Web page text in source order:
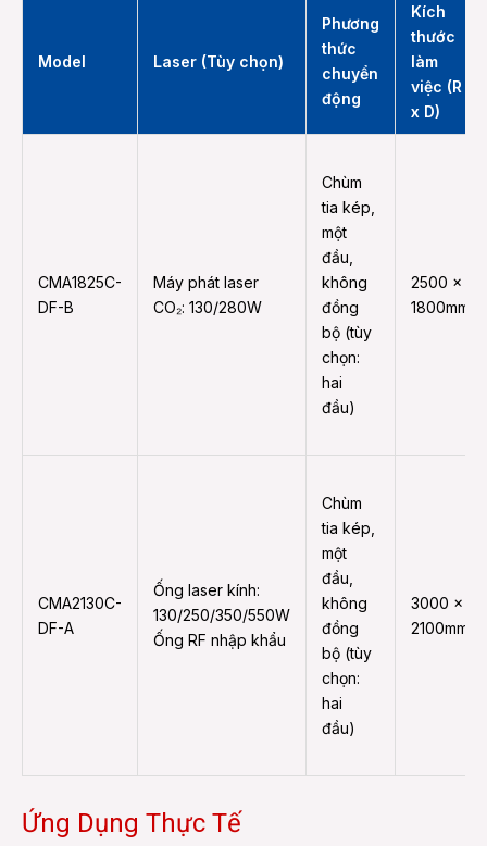
Model Laser (Tùy chọn)
Phương
thức
chuyển
động
Kích
thước
làm
việc (R
x D)
CMA1825C-
DF-B
Máy phát laser
CO₂: 130/280W
Chùm
tia kép,
một
đầu,
không
đồng
bộ (tùy
chọn:
hai
đầu)
2500 x
1800mm
CMA2130C-
DF-A
Ống laser kính:
130/250/350/550W
Ống RF nhập khẩu
Chùm
tia kép,
một
đầu,
không
đồng
bộ (tùy
chọn:
hai
đầu)
3000 x
2100mm
Ứng Dụng Thực Tế